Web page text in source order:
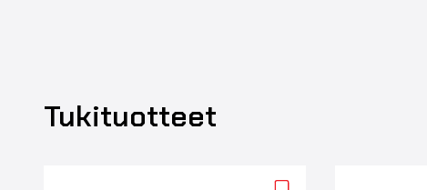
Tukituotteet